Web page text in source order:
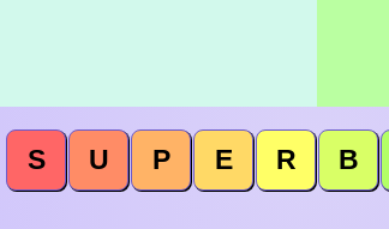
S U P E R B